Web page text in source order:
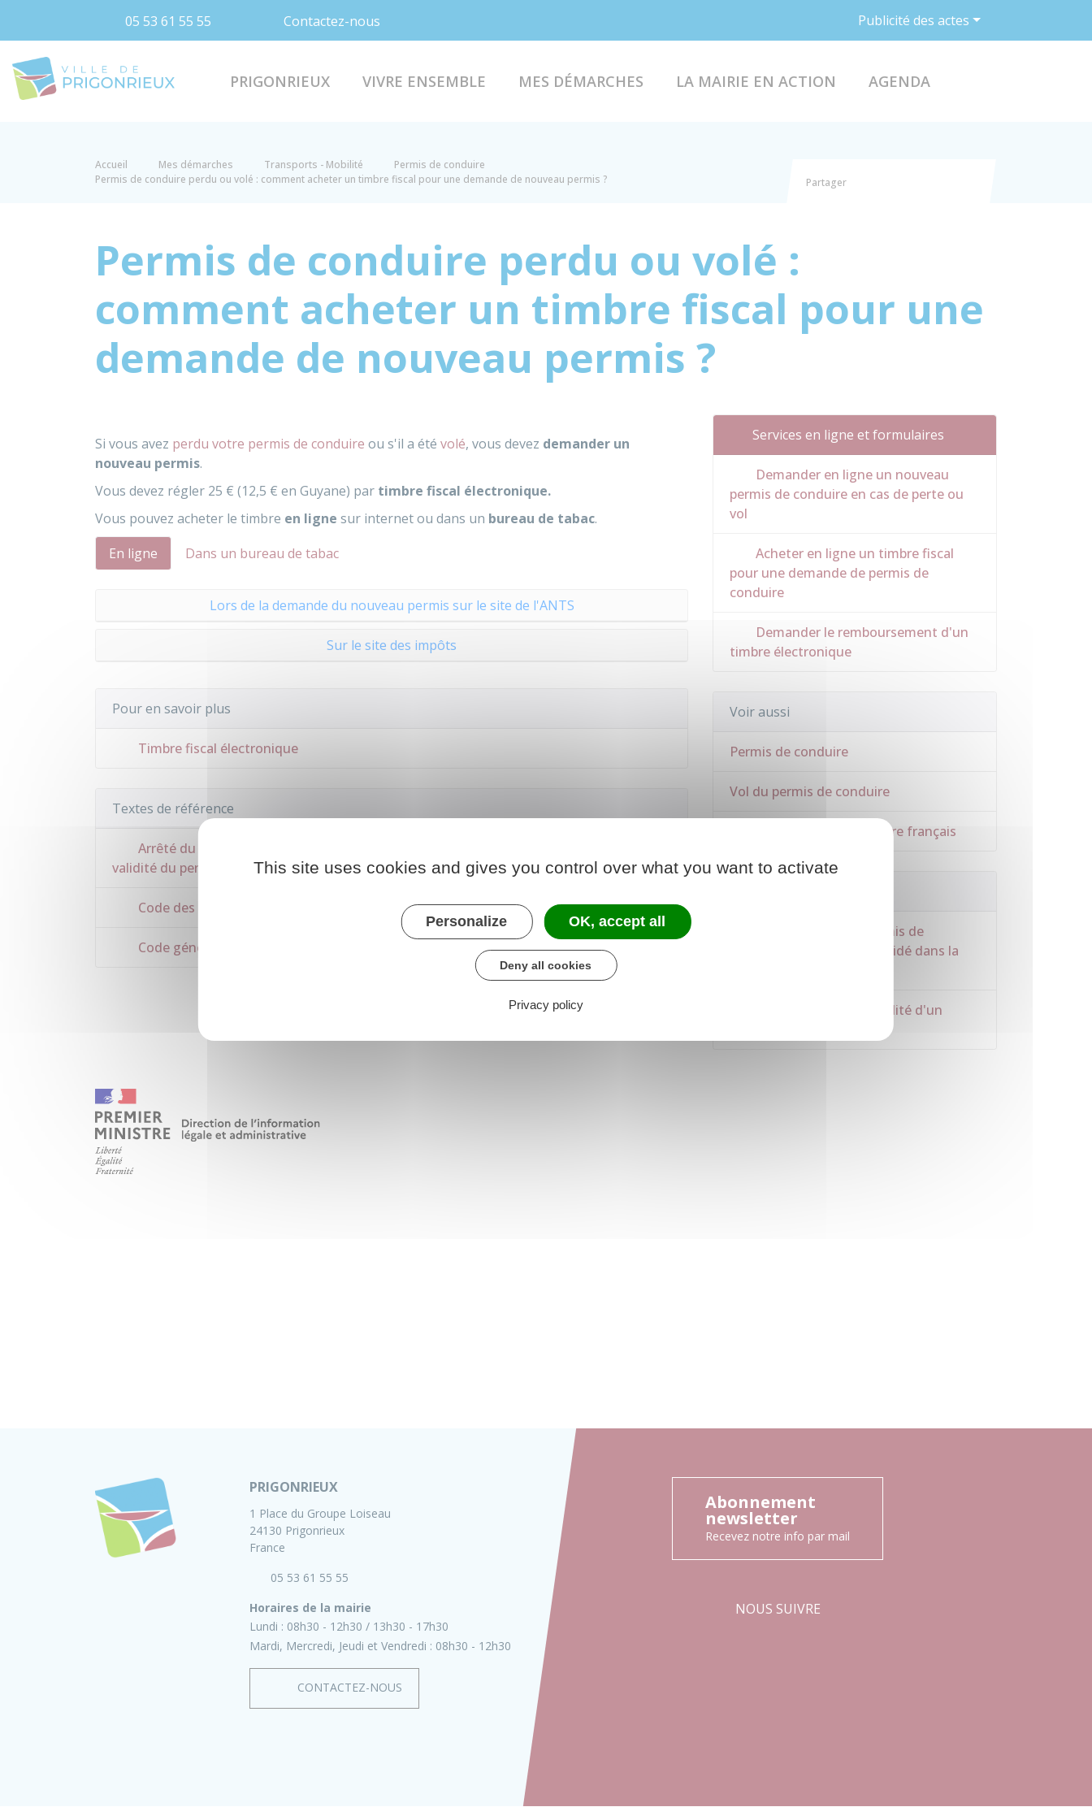
05 53 61 55 55 Contactez-nous Publicité des actes
PRIGONRIEUX VIVRE ENSEMBLE MES DÉMARCHES LA MAIRIE EN ACTION AGENDA
Accueil Mes démarches Transports - Mobilité
Permis de conduire
Permis de conduire perdu ou volé : comment acheter un timbre fiscal pour une demande de nouveau permis ?
Partager
Permis de conduire perdu ou volé :
comment acheter un timbre fiscal pour une
demande de nouveau permis ?
Si vous avez perdu votre permis de conduire ou s'il a été volé, vous devez demander un
nouveau permis.
Vous devez régler 25 € (12,5 € en Guyane) par timbre fiscal électronique.
Vous pouvez acheter le timbre en ligne sur internet ou dans un bureau de tabac.
En ligne
Dans un bureau de tabac
Lors de la demande du nouveau permis sur le site de l'ANTS
Sur le site des impôts
Pour en savoir plus
Timbre fiscal électronique
Textes de référence
Arrêté du 20 avril 2012 fixant les conditions d'établissement, de délivrance et de
validité du permis de conduire
Code des impositions sur les biens et services : articles L421-168 à L421-174
Code général des impôts : articles 899 à 900 B
Services en ligne et formulaires
Demander en ligne un nouveau
permis de conduire en cas de perte ou
vol
Acheter en ligne un timbre fiscal
pour une demande de permis de
conduire
Demander le remboursement d'un
timbre électronique
Voir aussi
Permis de conduire
Vol du permis de conduire
Perte du permis de conduire français
Demande en ligne de permis de
conduire : comment être aidé dans la
Quelle est la durée de validité d'un
PRIGONRIEUX
1 Place du Groupe Loiseau
24130 Prigonrieux
France
05 53 61 55 55
Horaires de la mairie
Lundi : 08h30 - 12h30
13h30 - 17h30
Mardi, Mercredi, Jeudi et Vendredi : 08h30 - 12h30
CONTACTEZ-NOUS
Abonnement
newsletter
Recevez notre info par mail
NOUS SUIVRE
This site uses cookies and gives you control over what you want to activate
Personalize OK, accept all
Deny all cookies
Privacy policy